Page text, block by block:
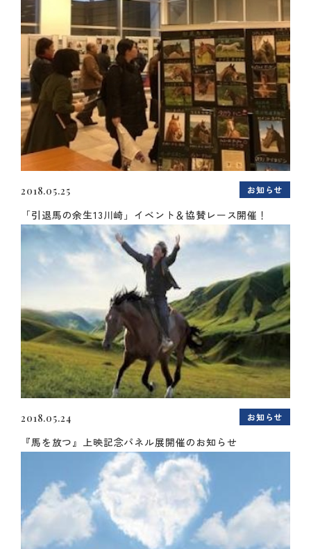
2018.05.25 お知らせ
「引退馬の余生13川崎」イベント＆協賛レース開催！
2018.05.24 お知らせ
『馬を放つ』上映記念パネル展開催のお知らせ